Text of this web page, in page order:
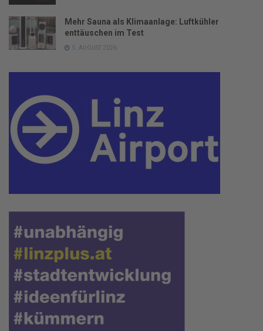
Mehr Sauna als Klimaanlage: Luftkühler
enttäuschen im Test
5. AUGUST 2026